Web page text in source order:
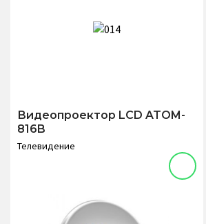
Видеопроектор LCD ATOM-
816B
Телевидение